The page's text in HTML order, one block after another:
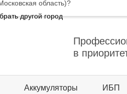
область)?
другой город
в
Аккумуляторы ИБП